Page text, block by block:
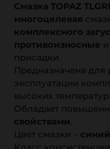
Смазка TOPAZ
многоцелевая
комплексного
противоизносные и
присадки.
Предназначена для
эксплуатации
высоких
Обладает
свойствами.
Цвет смазки – синий